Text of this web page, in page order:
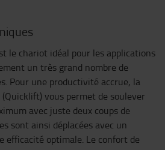
le chariot idéal pour les applications
un très grand nombre de
Pour une productivité accrue, la
(Quicklift) vous permet de soulever
avec juste deux coups de
sont ainsi déplacées avec un
efficacité optimale. Le confort de